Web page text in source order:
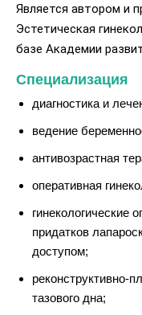
Является автором и
Эстетическая
базе Академии
Специализация
диагностика и
ведение
антивозрастная
оперативная
гинекологические
придатков
доступом;
реконструктивно-
тазового дна;